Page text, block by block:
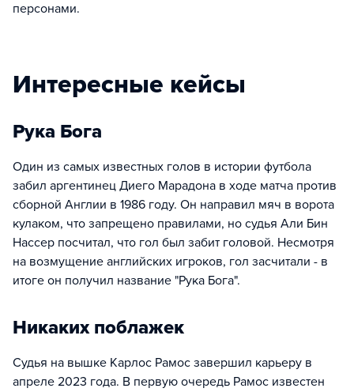
персонами.
Интересные кейсы
Рука Бога
Один из самых известных голов в истории футбола
забил аргентинец Диего Марадона в ходе матча против
сборной Англии в 1986 году. Он направил мяч в ворота
кулаком, что запрещено правилами, но судья Али Бин
Нассер посчитал, что гол был забит головой. Несмотря
на возмущение английских игроков, гол засчитали - в
итоге он получил название "Рука Бога".
Никаких поблажек
Судья на вышке Карлос Рамос завершил карьеру в
апреле 2023 года. В первую очередь Рамос известен